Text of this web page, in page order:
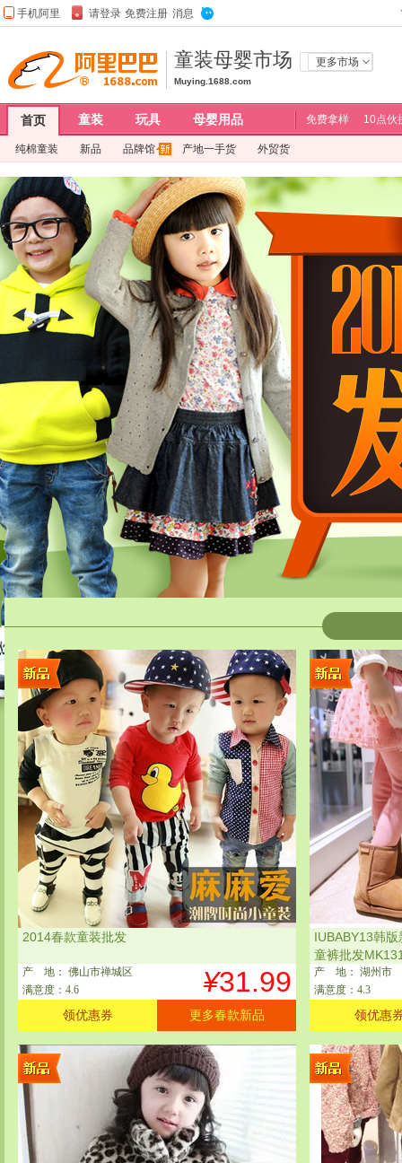
童装母婴市场 更多市场
Muying.1688.com
首页 童装 玩具 母婴用品 免费拿样 10点伙
纯棉童装 新品 品牌馆 产地一手货 外贸货
2014春款童装批发
¥31.99
产 地 ： 佛山市禅城区
满意度：4.6
领优惠券 更多春款新品
IUBABY13韩
童裤批发
产 地 ： 湖州市
满意度：4.3
领优惠